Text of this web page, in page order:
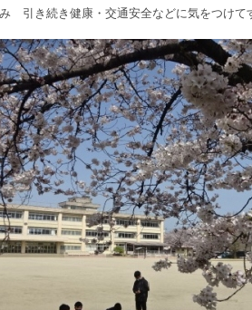
引き続き健康・交通安全などに気をつけて